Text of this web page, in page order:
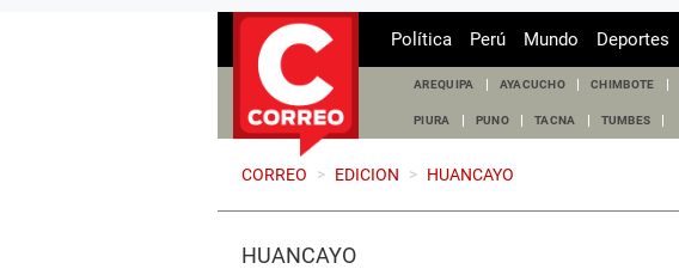
Política Perú Mundo Deportes
AREQUIPA AYACUCHO CHIMBOTE
PIURA PUNO TACNA TUMBES
CORREO > EDICION > HUANCAYO
HUANCAYO